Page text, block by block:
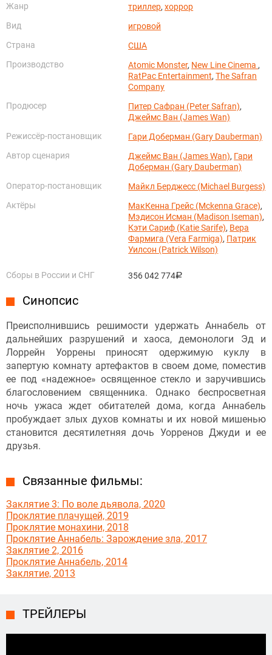
Жанр
триллер,хоррор
Вид
игровой
Страна
США
Производство
Atomic Monster, New Line Cinema ,
RatPac Entertainment,The Safran
Company
Продюсер
Питер Сафран (Peter Safran),
Джеймс Ван (James Wan)
Режиссёр-постановщик
Гари Доберман (Gary Dauberman)
Автор сценария
Джеймс Ван (James Wan), Гари
Доберман (Gary Dauberman)
Оператор-постановщик
Майкл Берджесс (Michael Burgess)
Актёры
МакКенна Грейс (Mckenna Grace),
Мэдисон Исман (Madison Iseman),
Кэти Сариф (Katie Sarife), Вера
Фармига (Vera Farmiga), Патрик
Уилсон (Patrick Wilson)
Сборы в России и СНГ 356 042 774руб.
Синопсис
Преисполнившись решимости удержать Аннабель от
дальнейших разрушений и хаоса, демонологи Эд и
Лоррейн Уоррены приносят одержимую куклу в
запертую комнату артефактов в своем доме, поместив
ее под «надежное» освященное стекло и заручившись
благословением священника. Однако беспросветная
ночь ужаса ждет обитателей дома, когда Аннабель
пробуждает злых духов комнаты и их новой мишенью
становится десятилетняя дочь Уорренов Джуди и ее
друзья.
Связанные фильмы:
Заклятие 3: По воле дьявола, 2020
Проклятие плачущей, 2019
Проклятие монахини, 2018
Проклятие Аннабель: Зарождение зла, 2017
Заклятие 2, 2016
Проклятие Аннабель, 2014
Заклятие, 2013
ТРЕЙЛЕРЫ